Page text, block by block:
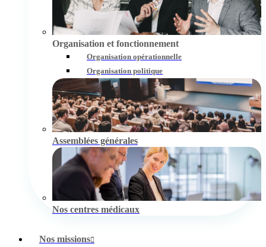
Organisation et fonctionnement
Organisation opérationnelle
Organisation politique
Assemblées générales
Nos centres médicaux
Nos missions